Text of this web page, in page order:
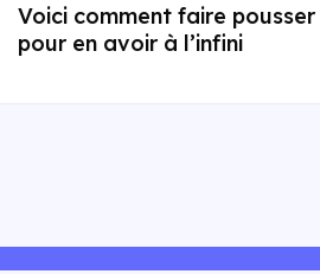
Voici comment faire
pour en avoir à l’infini